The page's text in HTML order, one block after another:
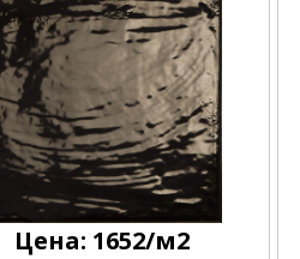
Цена: 1652/м2